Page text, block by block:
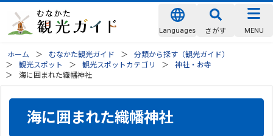
Languages さがす MENU
ホーム むなかた観光ガイド
分類から探す（観光ガイド）
観光スポット
観光スポットカテゴリ
神社・お寺
海に囲まれた織幡神社
海に囲まれた織幡神社